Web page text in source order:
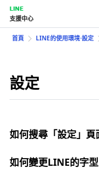
LINE
支援中心
首頁 LINE的使用環境⋅設定
設定
如何搜尋「設定」頁
如何變更LINE的字型